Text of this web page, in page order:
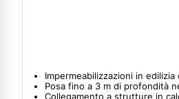
Impermeabilizzazioni in
Posa fino a 3 m di profondità
Collegamento a strutture in